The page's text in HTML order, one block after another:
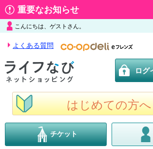
重要なお知らせ
こんにちは、ゲストさん。
よくある質問
ログ
はじめての方へ
チケット